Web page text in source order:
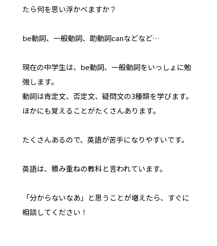
たら何を思い浮かべますか？
be動詞、一般動詞、助動詞canなどなど…
現在の中学生は、be動詞、一般動詞をいっしょに勉
強します。
動詞は肯定文、否定文、疑問文の3種類を学びます。
ほかにも覚えることがたくさんあります。
たくさんあるので、英語が苦手になりやすいです。
英語は、積み重ねの教科と言われています。
「分からないなあ」と思うことが増えたら、すぐに
相談してください！